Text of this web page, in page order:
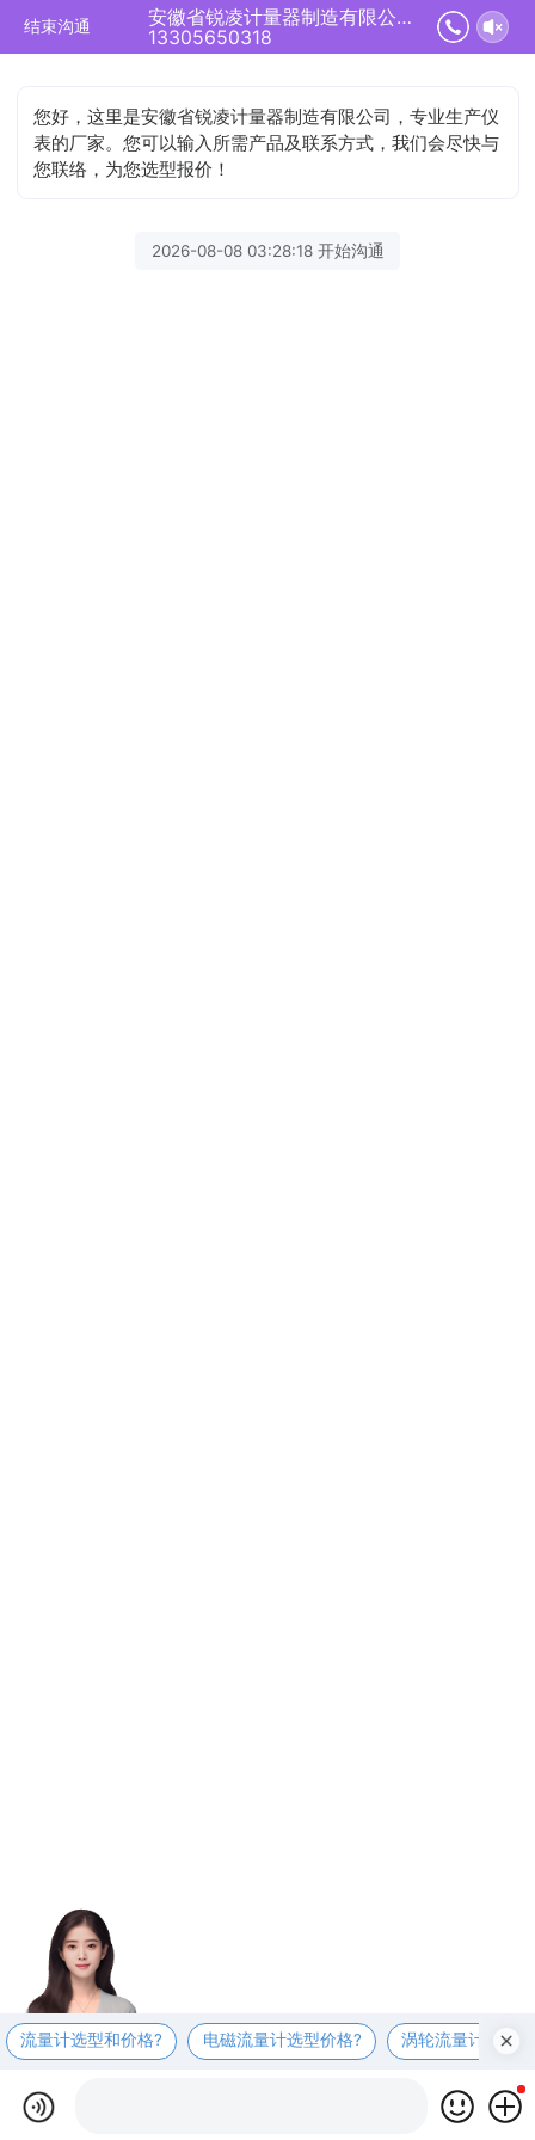
结束沟通
安徽省锐凌计量器制造有限公司正在为您服务
13305650318
您好，这里是安徽省锐凌计量器制造有限公司，专业生产仪
表的厂家。您可以输入所需产品及联系方式，我们会尽快与
您联络，为您选型报价！
2026-08-08 03:28:18 开始沟通
流量计选型和价格? 电磁流量计选型价格? 涡轮流量计选型